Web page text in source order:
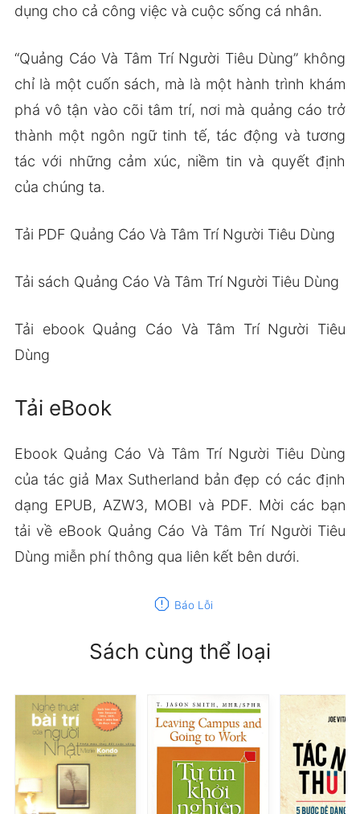
dụng cho cả công việc và cuộc sống cá nhân.
“Quảng Cáo Và Tâm Trí Người Tiêu Dùng” không
chỉ là một cuốn sách, mà là một hành trình khám
phá vô tận vào cõi tâm trí, nơi mà quảng cáo trở
thành một ngôn ngữ tinh tế, tác động và tương
tác với những cảm xúc, niềm tin và quyết định
của chúng ta.
Tải PDF Quảng Cáo Và Tâm Trí Người Tiêu Dùng
Tải sách Quảng Cáo Và Tâm Trí Người Tiêu Dùng
Tải ebook Quảng Cáo Và Tâm Trí Người Tiêu
Dùng
Tải eBook
Ebook Quảng Cáo Và Tâm Trí Người Tiêu Dùng
của tác giả Max Sutherland bản đẹp có các định
dạng EPUB, AZW3, MOBI và PDF. Mời các bạn
tải về eBook Quảng Cáo Và Tâm Trí Người Tiêu
Dùng miễn phí thông qua liên kết bên dưới.
report Báo Lỗi
Sách cùng thể loại